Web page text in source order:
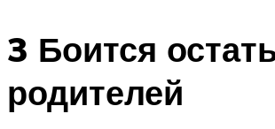
3 Боится
родителей